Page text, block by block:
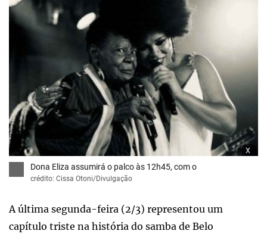
x
Dona Eliza assumirá o palco às 12h45, com o
crédito: Cissa Otoni/Divulgação
A última segunda-feira (2/3) representou um
capítulo triste na história do samba de Belo